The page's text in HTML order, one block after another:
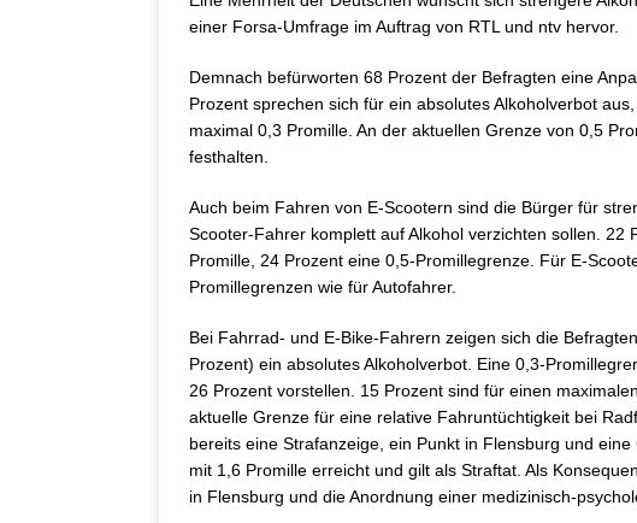
einer Forsa-Umfrage im Auftrag von RTL und ntv hervor.
Demnach befürworten 68 Prozent der Befragten eine
Prozent sprechen sich für ein absolutes Alkoholverbot
maximal 0,3 Promille. An der aktuellen Grenze von 0,5
festhalten.
Auch beim Fahren von E-Scootern sind die Bürger für
Scooter-Fahrer komplett auf Alkohol verzichten sollen. 22
Promille, 24 Prozent eine 0,5-Promillegrenze. Für E-
Promillegrenzen wie für Autofahrer.
Bei Fahrrad- und E-Bike-Fahrern zeigen sich die
Prozent) ein absolutes Alkoholverbot. Eine 0,3-
26 Prozent vorstellen. 15 Prozent sind für einen
aktuelle Grenze für eine relative Fahruntüchtigkeit bei
bereits eine Strafanzeige, ein Punkt in Flensburg und
mit 1,6 Promille erreicht und gilt als Straftat. Als
in Flensburg und die Anordnung einer medizinisch-